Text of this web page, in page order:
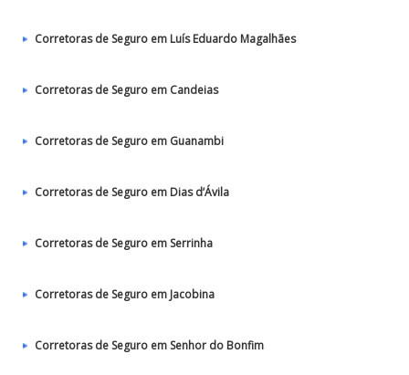
Corretoras de Seguro em Luís Eduardo Magalhães
Corretoras de Seguro em Candeias
Corretoras de Seguro em Guanambi
Corretoras de Seguro em Dias d’Ávila
Corretoras de Seguro em Serrinha
Corretoras de Seguro em Jacobina
Corretoras de Seguro em Senhor do Bonfim